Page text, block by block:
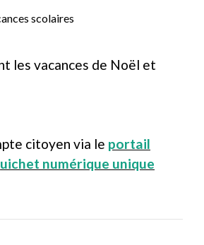
scolaires
les vacances de Noël et
citoyen via le portail
numérique unique